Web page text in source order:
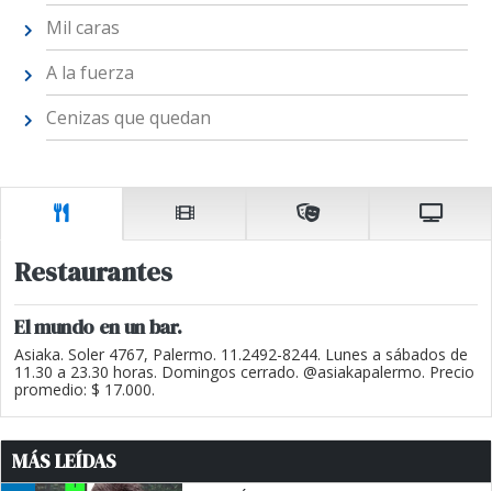
Mil caras
A la fuerza
Cenizas que quedan
Restaurantes
El mundo en un bar.
Asiaka. Soler 4767, Palermo. 11.2492-8244. Lunes a sábados de
11.30 a 23.30 horas. Domingos cerrado. @asiakapalermo. Precio
promedio: $ 17.000.
MÁS LEÍDAS